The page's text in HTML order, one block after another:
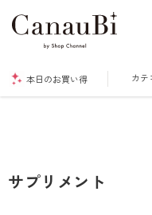
本日のお買い得 カテ
サプリメント